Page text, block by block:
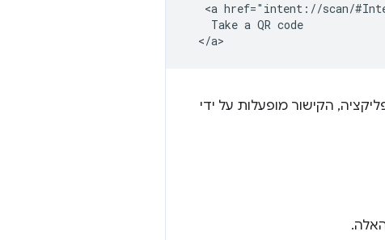
<a href="intent://scan/
    Take a QR code
הקישור מופעלות על ידי